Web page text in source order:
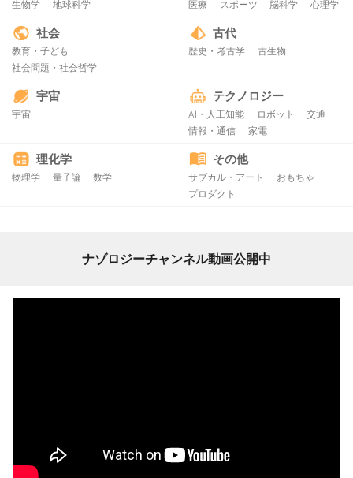
生物学 地球科学 医療 スポーツ 脳科学 心理学
社会
教育・子ども
社会問題・社会哲学
古代
歴史・考古学 古生物
宇宙
宇宙
テクノロジー
AI・人工知能 ロボット
交通
情報・通信
家電
理化学
物理学 量子論 数学
その他
サブカル・アート
おもちゃ
プロダクト
ナゾロジーチャンネル動画公開中